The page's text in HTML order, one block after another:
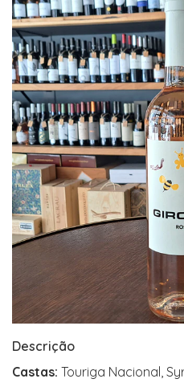
Descrição
Castas: Touriga Nacional,